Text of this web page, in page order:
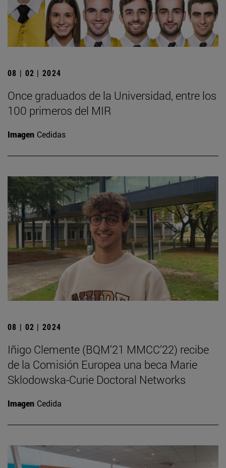
08 | 02 | 2024
Once graduados de la Universidad, entre los
100 primeros del MIR
Imagen Cedidas
08 | 02 | 2024
Iñigo Clemente (BQM’21 MMCC’22) recibe
de la Comisión Europea una beca Marie
Sklodowska-Curie Doctoral Networks
Imagen Cedida